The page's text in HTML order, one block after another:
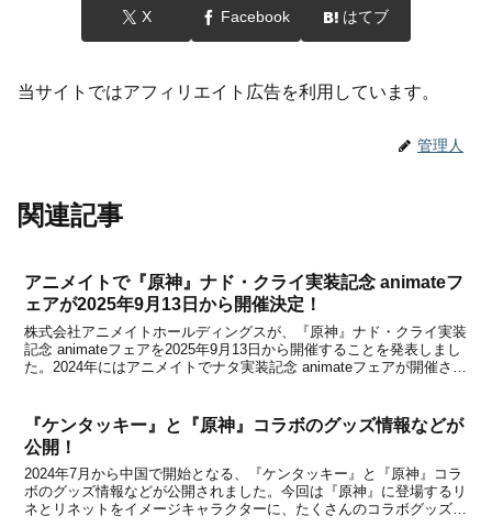
X Facebook はてブ
当サイトではアフィリエイト広告を利用しています。
管理人
関連記事
アニメイトで『原神』ナド・クライ実装記念 animateフ
ェアが2025年9月13日から開催決定！
株式会社アニメイトホールディングスが、『原神』ナド・クライ実装
記念 animateフェアを2025年9月13日から開催することを発表しまし
た。2024年にはアニメイトでナタ実装記念 animateフェアが開催され
『ケンタッキー』と『原神』コラボのグッズ情報などが
公開！
2024年7月から中国で開始となる、『ケンタッキー』と『原神』コラ
ボのグッズ情報などが公開されました。今回は『原神』に登場するリ
ネとリネットをイメージキャラクターに、たくさんのコラボグッズが